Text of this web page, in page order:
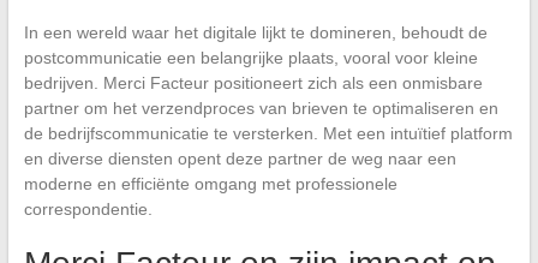
In een wereld waar het digitale lijkt te domineren, behoudt de
postcommunicatie een belangrijke plaats, vooral voor kleine
bedrijven. Merci Facteur positioneert zich als een onmisbare
partner om het verzendproces van brieven te optimaliseren en
de bedrijfscommunicatie te versterken. Met een intuïtief platform
en diverse diensten opent deze partner de weg naar een
moderne en efficiënte omgang met professionele
correspondentie.